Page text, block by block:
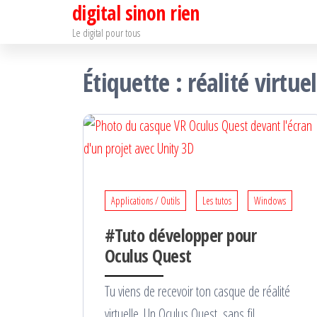
digital sinon rien
Le digital pour tous
Étiquette : réalité
Applications / Outils Les tutos Windows
#Tuto développer pour
Oculus Quest
Tu viens de recevoir ton casque de réalité